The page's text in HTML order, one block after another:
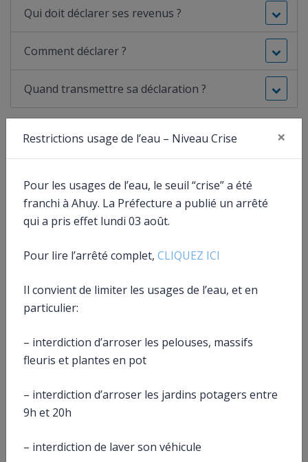
Qui doit déclarer ses revenus ?
Comment déclarer ?
Quand transmettre sa déclaration ?
situation de handicap ? Vous devez déclarer les sommes
perçues pour cette activité. Mais si vous êtes
simplement aidant familial dédommagé, ces sommes ne
sont pas imposables, vous n’avez pas à les déclarer.
Services en ligne et formulaires
Questions ? Réponses !
salarié ou un aidant familial ?
Et aussi
Restrictions usage de l’eau – Niveau Crise ×
Pour les usages de l’eau, le seuil “crise” a été
franchi à Ahuy. La Préfecture a publié un arrêté
qui a pris effet lundi 03 août.
Pour lire l’arrêté complet, CLIQUEZ ICI
Il convient de limiter les usages de l’eau, et en
particulier:
– interdiction d’arroser les pelouses, massifs
fleuris et plantes en pot
– interdiction d’arroser les jardins potagers entre
9h et 20h
– interdiction de laver son véhicule